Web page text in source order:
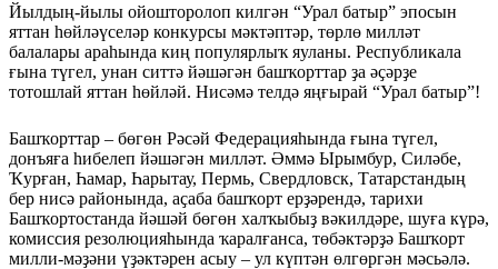
Йылдың-йылы ойошторолоп килгән “Урал батыр” эпосын
яттан һөйләүселәр конкурсы мәк­тәптәр, төрлө милләт
балалары ара­һында киң популярлыҡ яуланы. Республикала
ғына түгел, унан ситтә йәшәгән башҡорттар ҙа әҫәрҙе
тотошлай яттан һөй­ләй. Нисәмә телдә яңғырай “Урал батыр”!
Башҡорттар – бөгөн Рәсәй Федерацияһында ғына түгел,
донъяға һибелеп йәшәгән мил­ләт. Әммә Ырымбур, Силәбе,
Ҡурған, Һамар, Һарытау, Пермь, Свердловск, Татарстандың
бер нисә районында, аҫаба башҡорт ерҙәрендә, тарихи
Башҡортос­танда йәшәй бөгөн халҡыбыҙ вәкилдәре, шуға күрә,
комиссия резолюцияһында ҡаралғанса, төбәктәрҙә Башҡорт
милли-мәҙәни үҙәктәрен асыу – ул күптән өлгөргән мәсьәлә.